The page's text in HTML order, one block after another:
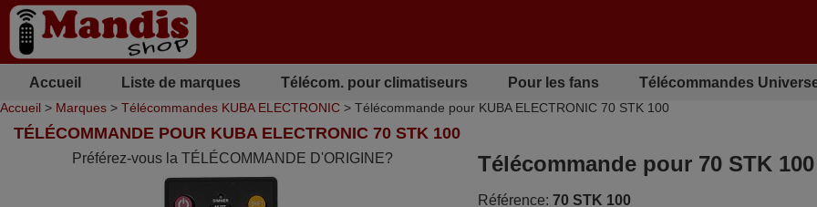
Accueil Liste de marques Télécom. pour climatiseurs Pour les fans Télécommandes
Accueil > Marques > Télécommandes KUBA ELECTRONIC > Télécommande pour KUBA ELECTRONIC 70 STK 100
TÉLÉCOMMANDE POUR KUBA ELECTRONIC 70 STK 100
Préférez-vous la TÉLÉCOMMANDE D'ORIGINE? Télécommande pour 70 STK 100
Référence: 70 STK 100